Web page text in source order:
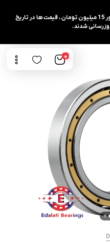
توجه : تک فروشی نداریم ، حداقل فاکتور 15 میلیون تومان ، قیمت ها در تاریخ
0